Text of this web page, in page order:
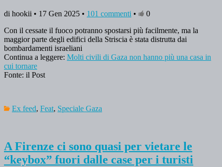
di hookii • 17 Gen 2025 • 101 commenti •
0
Con il cessate il fuoco potranno spostarsi più facilmente, ma la
maggior parte degli edifici della Striscia è stata distrutta dai
bombardamenti israeliani
Continua a leggere: Molti civili di Gaza non hanno più una casa in
cui tornare
Fonte: il Post
Ex feed, Feat, Speciale Gaza
A Firenze ci sono quasi per vietare le
“keybox” fuori dalle case per i turisti